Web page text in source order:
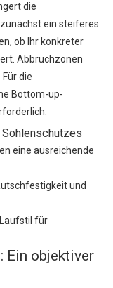
die
ein steiferes
ob Ihr konkreter
Abbruchzonen
die
Bottom-up-
eine ausreichende
und
für
Ein objektiver